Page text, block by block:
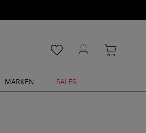
MARKEN SALES